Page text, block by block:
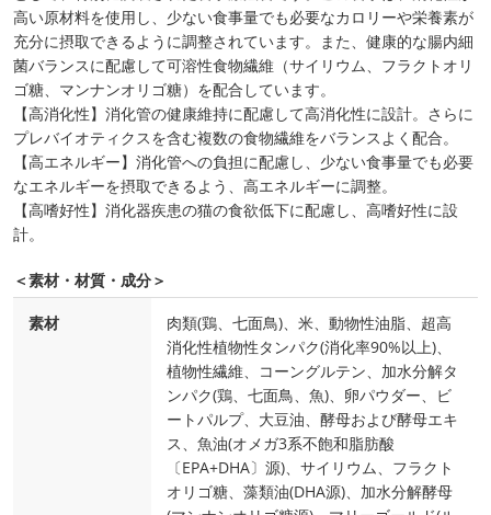
高い原材料を使用し、少ない食事量でも必要なカロリーや栄養素が
充分に摂取できるように調整されています。また、健康的な腸内細
菌バランスに配慮して可溶性食物繊維（サイリウム、フラクトオリ
ゴ糖、マンナンオリゴ糖）を配合しています。
【高消化性】消化管の健康維持に配慮して高消化性に設計。さらに
プレバイオティクスを含む複数の食物繊維をバランスよく配合。
【高エネルギー】消化管への負担に配慮し、少ない食事量でも必要
なエネルギーを摂取できるよう、高エネルギーに調整。
【高嗜好性】消化器疾患の猫の食欲低下に配慮し、高嗜好性に設
計。
＜素材・材質・成分＞
素材
肉類(鶏、七面鳥)、米、動物性油脂、超高
消化性植物性タンパク(消化率90%以上)、
植物性繊維、コーングルテン、加水分解タ
ンパク(鶏、七面鳥、魚)、卵パウダー、ビ
ートパルプ、大豆油、酵母および酵母エキ
ス、魚油(オメガ3系不飽和脂肪酸
〔EPA+DHA〕源)、サイリウム、フラクト
オリゴ糖、藻類油(DHA源)、加水分解酵母